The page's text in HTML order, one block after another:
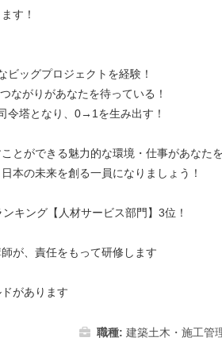
す！
ッグプロジェクトを経験！
ながりがあなたを待っている！
令塔となり、0→1を生み出す！
とができる魅力的な環境・仕事があなた
本の未来を創る一員になりましょう！
キング【人材サービス部門】3位！
が、責任をもって研修します
があります
職種: 建築土木・施工管